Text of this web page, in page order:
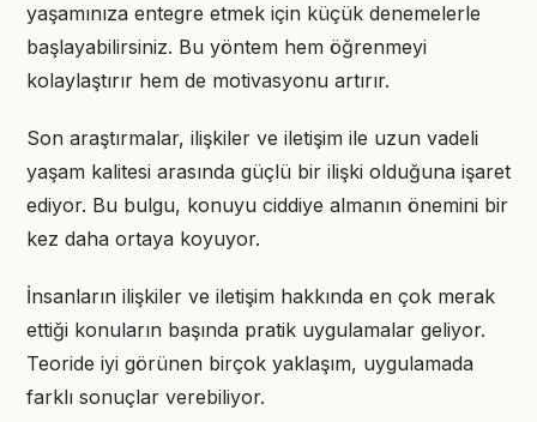
yaşamınıza entegre etmek için küçük denemelerle
başlayabilirsiniz. Bu yöntem hem öğrenmeyi
kolaylaştırır hem de motivasyonu artırır.
Son araştırmalar, ilişkiler ve iletişim ile uzun vadeli
yaşam kalitesi arasında güçlü bir ilişki olduğuna işaret
ediyor. Bu bulgu, konuyu ciddiye almanın önemini bir
kez daha ortaya koyuyor.
İnsanların ilişkiler ve iletişim hakkında en çok merak
ettiği konuların başında pratik uygulamalar geliyor.
Teoride iyi görünen birçok yaklaşım, uygulamada
farklı sonuçlar verebiliyor.